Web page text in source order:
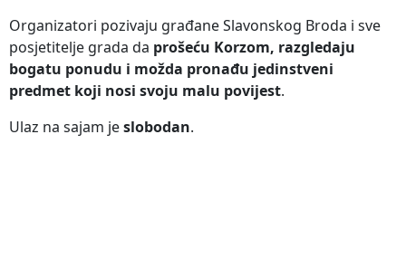
Organizatori pozivaju građane Slavonskog Broda i sve
posjetitelje grada da prošeću Korzom, razgledaju
bogatu ponudu i možda pronađu jedinstveni
predmet koji nosi svoju malu povijest.
Ulaz na sajam jeslobodan.